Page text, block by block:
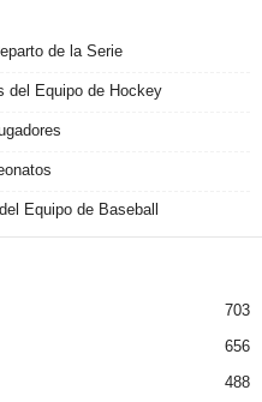
de la Serie
del Equipo de Hockey
Equipo de Baseball
703
656
488